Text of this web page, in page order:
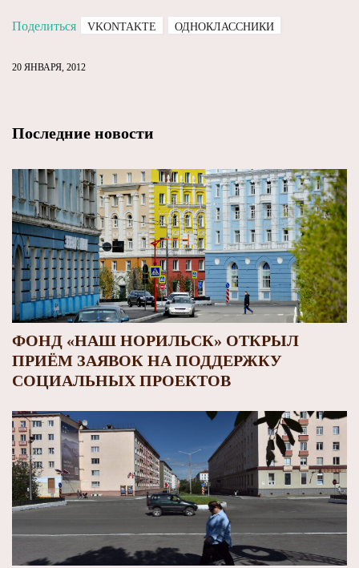
Поделиться VKONTAKTE ОДНОКЛАССНИКИ
20 ЯНВАРЯ, 2012
Последние новости
ФОНД «НАШ НОРИЛЬСК» ОТКРЫЛ
ПРИЁМ ЗАЯВОК НА ПОДДЕРЖКУ
СОЦИАЛЬНЫХ ПРОЕКТОВ